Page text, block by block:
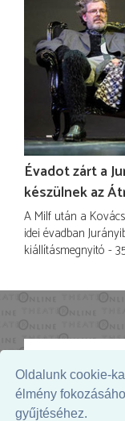
Oldalunk cookie-
élmény
gyűjtéséhez.
Évadot zárt a
készülnek az
A Milf után a
idei évadban
kiállításmegnyitó -
Az oldal